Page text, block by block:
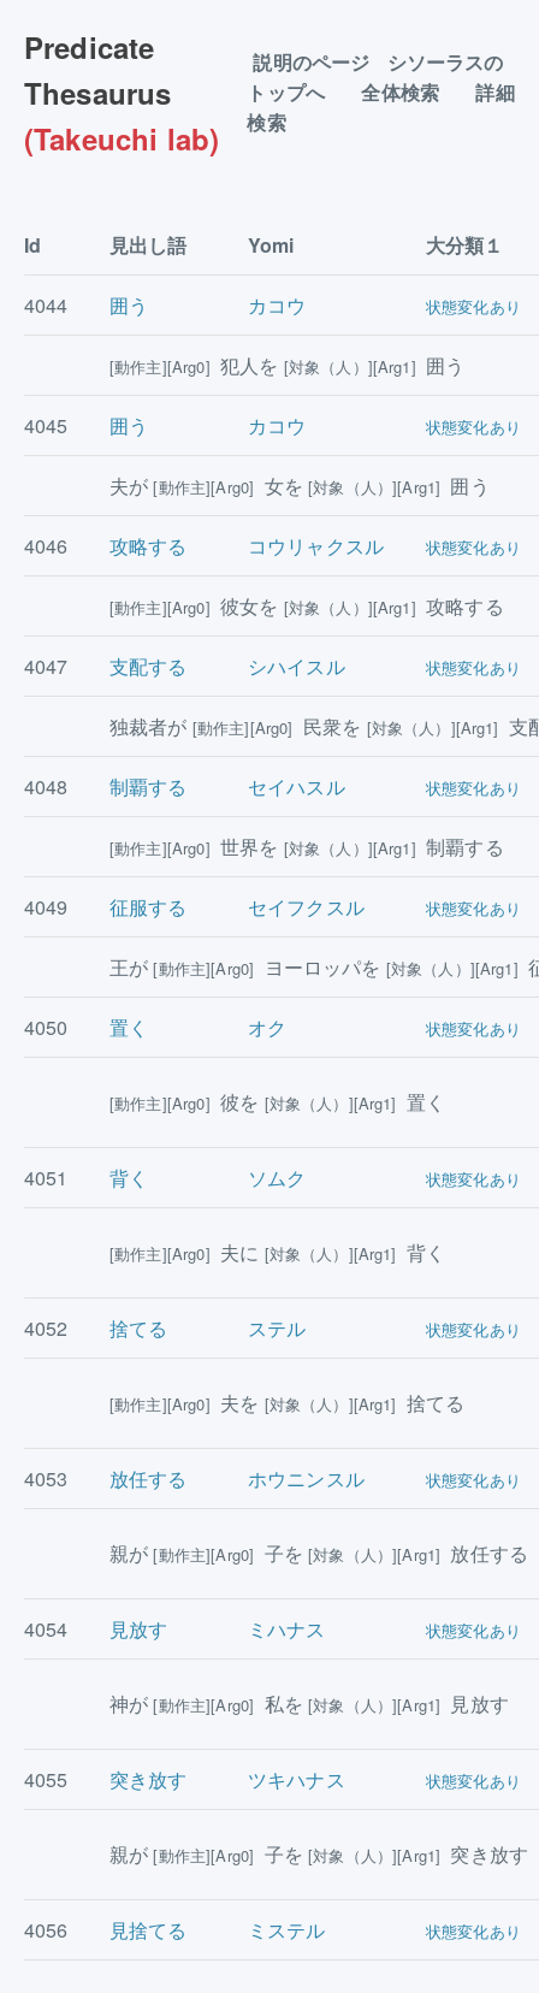
Predicate
Thesaurus
(Takeuchi lab)
説明のページ
シソーラスの
トップへ
全体検索
詳細
検索
Id 見出し語 Yomi 大分類１
4044 囲う カコウ 状態変化あり
[動作主][Arg0] 犯人を [対象（人）][Arg1] 囲う
4045 囲う カコウ 状態変化あり
夫が[動作主][Arg0] 女を[対象（人）][Arg1] 囲う
4046 攻略する コウリャクスル 状態変化あり
[動作主][Arg0] 彼女を [対象（人）][Arg1] 攻略する
4047 支配する シハイスル 状態変化あり
独裁者が [動作主][Arg0] 民衆を [対象（人）][Arg1] 支
4048 制覇する セイハスル 状態変化あり
[動作主][Arg0] 世界を [対象（人）][Arg1] 制覇する
4049 征服する セイフクスル 状態変化あり
王が[動作主][Arg0] ヨーロッパを [対象（人）][Arg1]
4050 置く オク 状態変化あり
[動作主][Arg0] 彼を [対象（人）][Arg1] 置く
4051 背く ソムク 状態変化あり
[動作主][Arg0] 夫に [対象（人）][Arg1] 背く
4052 捨てる ステル 状態変化あり
[動作主][Arg0] 夫を [対象（人）][Arg1] 捨てる
4053 放任する ホウニンスル 状態変化あり
親が[動作主][Arg0] 子を[対象（人）][Arg1] 放任する
4054 見放す ミハナス 状態変化あり
神が[動作主][Arg0] 私を[対象（人）][Arg1] 見放す
4055 突き放す ツキハナス 状態変化あり
親が[動作主][Arg0] 子を[対象（人）][Arg1] 突き放す
4056 見捨てる ミステル 状態変化あり